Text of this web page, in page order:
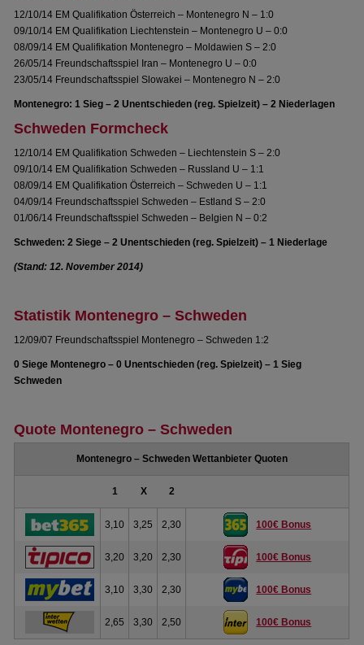
12/10/14 EM Qualifikation Österreich – Montenegro N – 1:0
09/10/14 EM Qualifikation Liechtenstein – Montenegro U – 0:0
08/09/14 EM Qualifikation Montenegro – Moldawien S – 2:0
26/05/14 Freundschaftsspiel Iran – Montenegro U – 0:0
23/05/14 Freundschaftsspiel Slowakei – Montenegro N – 2:0
Montenegro: 1 Sieg – 2 Unentschieden (reg. Spielzeit) – 2 Niederlagen
Schweden Formcheck
12/10/14 EM Qualifikation Schweden – Liechtenstein S – 2:0
09/10/14 EM Qualifikation Schweden – Russland U – 1:1
08/09/14 EM Qualifikation Österreich – Schweden U – 1:1
04/09/14 Freundschaftsspiel Schweden – Estland S – 2:0
01/06/14 Freundschaftsspiel Schweden – Belgien N – 0:2
Schweden: 2 Siege – 2 Unentschieden (reg. Spielzeit) – 1 Niederlage
(Stand: 12. November 2014)
Statistik Montenegro – Schweden
12/09/07 Freundschaftsspiel Montenegro – Schweden 1:2
0 Siege Montenegro – 0 Unentschieden (reg. Spielzeit) – 1 Sieg
Schweden
Quote Montenegro – Schweden
Montenegro – Schweden Wettanbieter Quoten
1 X 2
3,10 3,25 2,30 100€ Bonus
3,20 3,20 2,30 100€ Bonus
3,10 3,30 2,30 100€ Bonus
2,65 3,30 2,50 100€ Bonus